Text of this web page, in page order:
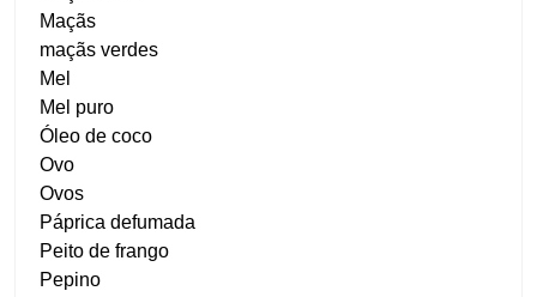
Maçãs
maçãs verdes
Mel
Mel puro
Óleo de coco
Ovo
Ovos
Páprica defumada
Peito de frango
Pepino